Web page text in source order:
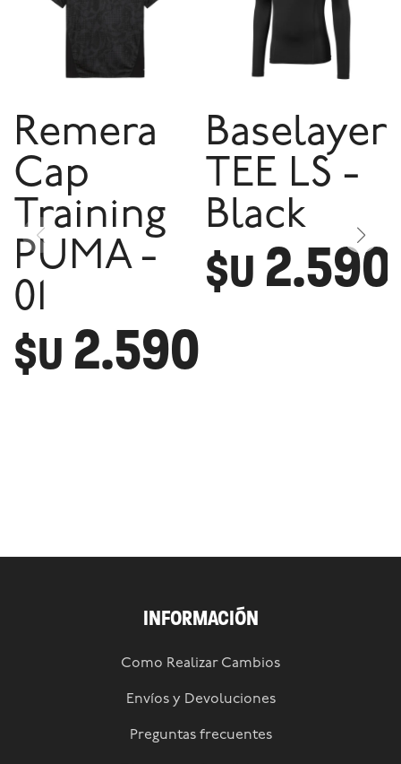
Remera
Cap
Training
PUMA -
01
$U 2.590
Baselayer
TEE LS -
Black
$U 2.590
INFORMACIÓN
Como Realizar Cambios
Envíos y Devoluciones
Preguntas frecuentes